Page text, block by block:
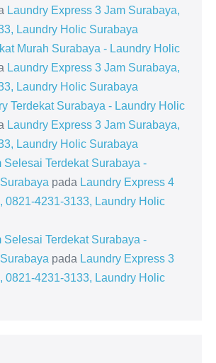
Laundry Express 3 Jam Surabaya,
Laundry Holic Surabaya
Murah Surabaya - Laundry Holic
Laundry Express 3 Jam Surabaya,
Laundry Holic Surabaya
Terdekat Surabaya - Laundry Holic
Laundry Express 3 Jam Surabaya,
Laundry Holic Surabaya
Selesai Terdekat Surabaya -
pada Laundry Express 4
0821-4231-3133, Laundry Holic
Selesai Terdekat Surabaya -
pada Laundry Express 3
0821-4231-3133, Laundry Holic